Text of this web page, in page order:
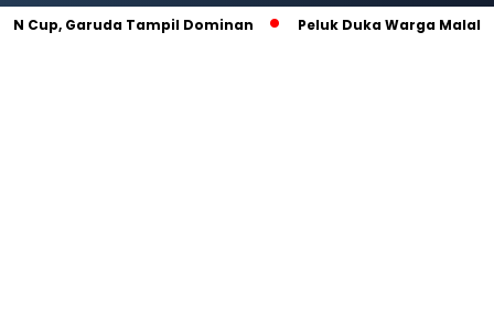
Garuda Tampil Dominan Peluk Duka Warga Malalo,